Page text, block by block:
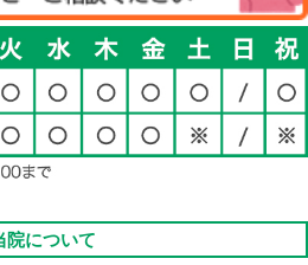
院について